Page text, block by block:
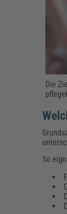
Die
So